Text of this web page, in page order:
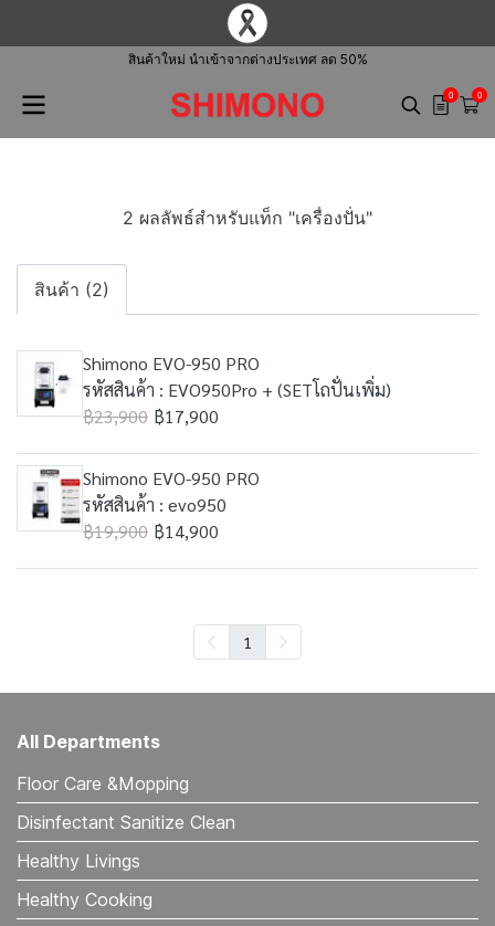
สินค้าใหม่ นำเข้าจากต่างประเทศ ลด 50%
0 0
2 ผลลัพธ์สำหรับแท็ก "เครื่องปั่น"
สินค้า (2)
Shimono EVO-950 PRO
รหัสสินค้า : EVO950Pro + (SETโถปั่นเพิ่ม)
฿23,900 ฿17,900
Shimono EVO-950 PRO
รหัสสินค้า : evo950
฿19,900 ฿14,900
1
All Departments
Floor Care &Mopping
Disinfectant Sanitize Clean
Healthy Livings
Healthy Cooking